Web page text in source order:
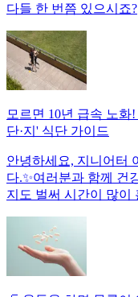
다들 한 번쯤 있으시죠?
모르면 10년 급속 노화
단·지' 식단 가이드
안녕하세요, 지니어터
다.✨여러분과 함께 건
지도 벌써 시간이 많이